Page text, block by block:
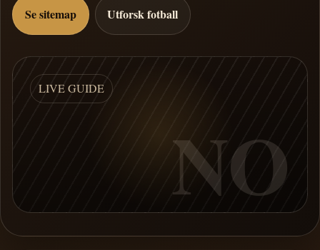
Se sitemap Utforsk fotball
LIVE GUIDE
NO